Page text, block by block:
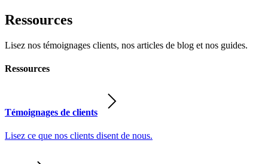
Ressources
Lisez nos témoignages clients, nos articles de blog et nos guides.
Ressources
Témoignages de clients
Lisez ce que nos clients disent de nous.